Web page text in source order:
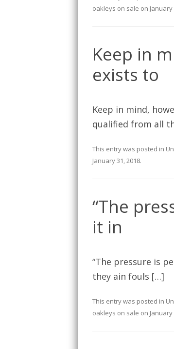
oakleys on sale on January
Keep in
exists to
Keep in mind,
qualified from all
This entry was posted in
January 31, 2018.
“The
it in
“The pressure is
they ain fouls […]
This entry was posted in
oakleys on sale on January